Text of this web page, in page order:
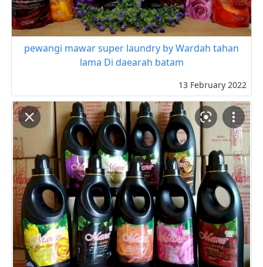
pewangi mawar super laundry by Wardah tahan
lama Di daearah batam
13 February 2022